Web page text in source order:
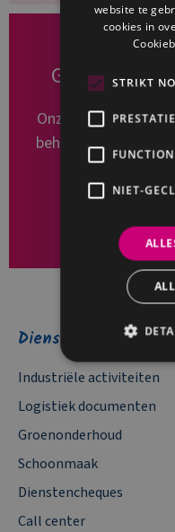
Onze diensten
behoeften.
PLAN
Diensten
Industriële activiteiten
Logistiek documenten
Groenonderhoud
Schoonmaak
Dienstencheques
Call center
website te
cookies in
STRIKT
PRESTATIE
NIET-